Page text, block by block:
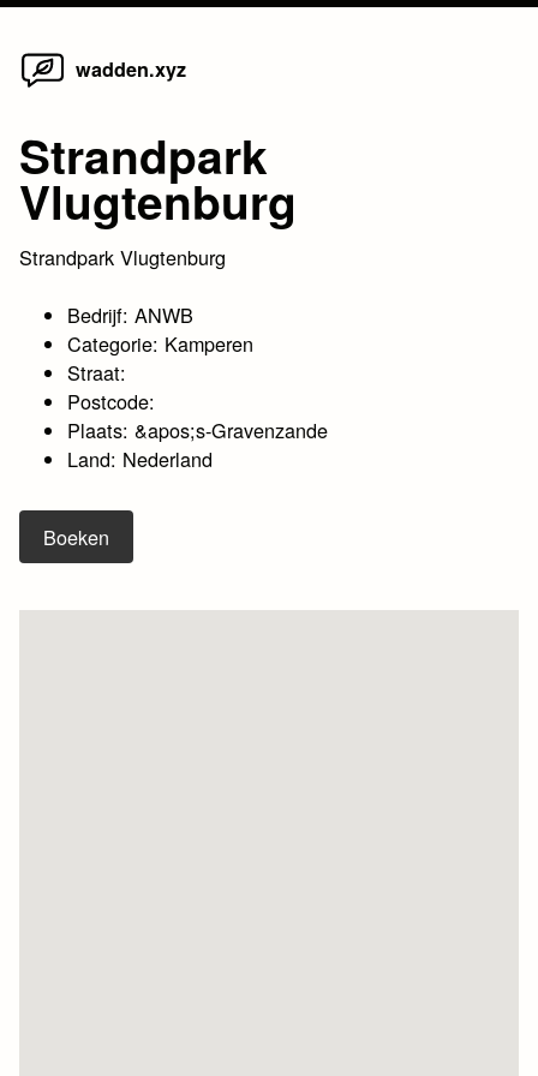
Skip
wadden.xyz
Strandpark
Vlugtenburg
Strandpark Vlugtenburg
Bedrijf: ANWB
Categorie: Kamperen
Straat:
Postcode:
Plaats: &apos;s-Gravenzande
Land: Nederland
Boeken